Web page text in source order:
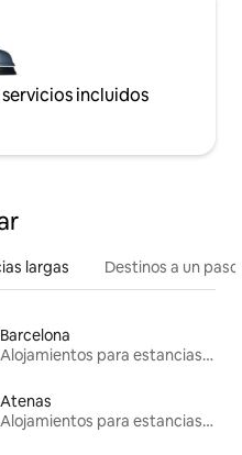
incluidos
largas Destinos a un
Barcelona
Alojamientos para estancias largas
Atenas
Alojamientos para estancias largas